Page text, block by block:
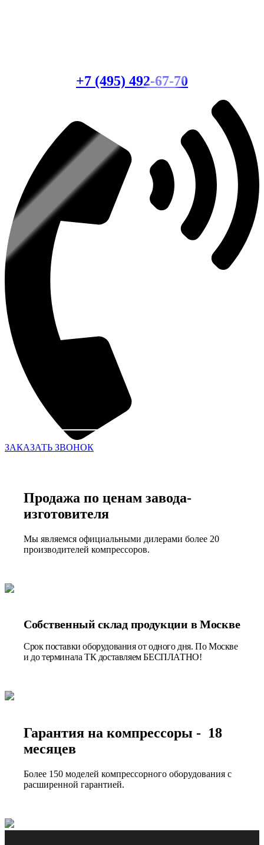
+7 (495) 492-67-70
ЗАКАЗАТЬ ЗВОНОК
Продажа по ценам завода-
изготовителя
Мы являемся официальными дилерами более 20
производителей компрессоров.
Собственный склад продукции в Москве
Срок поставки оборудования от одного дня. По Москве
и до терминала ТК доставляем БЕСПЛАТНО!
Гарантия на компрессоры - 18
месяцев
Более 150 моделей компрессорного оборудования с
расширенной гарантией.